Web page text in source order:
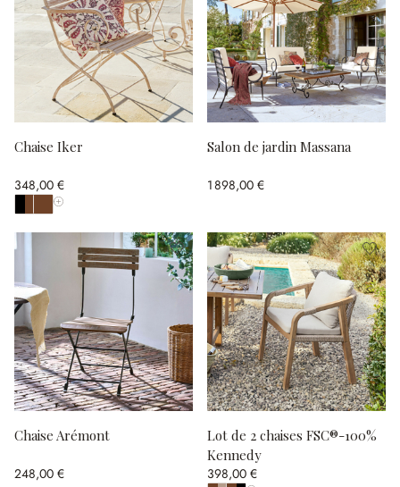
Chaise Iker
348,00 €
Afficher toutes les couleurs
Salon de jardin Massana
1 898,00 €
Chaise Arémont
248,00 €
Lot de 2 chaises FSC®-100%
Kennedy
398,00 €